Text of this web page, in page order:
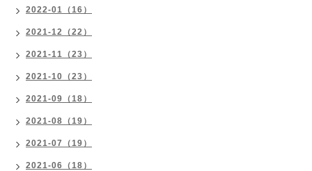
2022-01（16）
2021-12（22）
2021-11（23）
2021-10（23）
2021-09（18）
2021-08（19）
2021-07（19）
2021-06（18）